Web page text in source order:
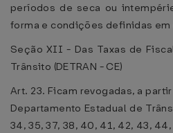
períodos de seca ou
forma e condições definidas
Seção XII - Das Taxas de
Trânsito (DETRAN - CE)
Art. 23. Ficam revogadas, a
Departamento Estadual de
34, 35, 37, 38, 40, 41, 42, 43,